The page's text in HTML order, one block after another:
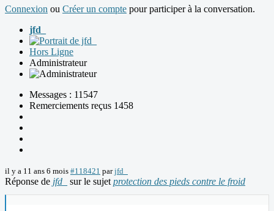
Connexion ou Créer un compte pour participer à la conversation.
jfd_
Hors Ligne
Administrateur
Messages : 11547
Remerciements reçus 1458
il y a 11 ans 6 mois #118421 parjfd_
Réponse de jfd_ sur le sujet protection des pieds contre le froid